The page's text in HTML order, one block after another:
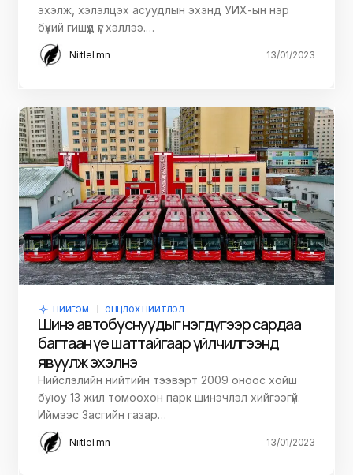
эхэлж, хэлэлцэх асуудлын эхэнд УИХ-ын нэр
бүхий гишүүд үг хэллээ.…
Niitlel.mn 13/01/2023
НИЙГЭМ ОНЦЛОХ НИЙТЛЭЛ
Шинэ автобуснуудыг нэгдүгээр сардаа
багтаан үе шаттайгаар үйлчилгээнд
явуулж эхэлнэ
Нийслэлийн нийтийн тээвэрт 2009 оноос хойш
буюу 13 жил томоохон парк шинэчлэл хийгээгүй.
Иймээс Засгийн газар…
Niitlel.mn 13/01/2023